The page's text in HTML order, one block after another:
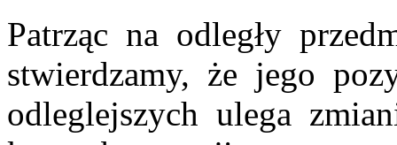
Patrząc na odległy
stwierdzamy, że jego
odleglejszych ulega